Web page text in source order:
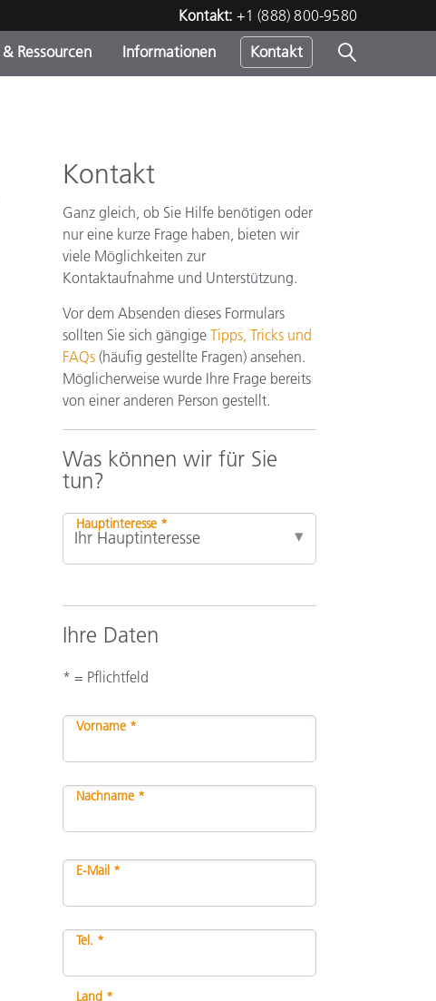
Kontakt: +1 (888) 800-9580
Ressourcen Informationen Kontakt
Kontakt
Ganz gleich, ob Sie Hilfe benötigen oder
nur eine kurze Frage haben, bieten wir
viele Möglichkeiten zur
Kontaktaufnahme und Unterstützung.
Vor dem Absenden dieses Formulars
sollten Sie sich gängige Tipps, Tricks und
FAQs (häufig gestellte Fragen) ansehen.
Möglicherweise wurde Ihre Frage bereits
von einer anderen Person gestellt.
Was können wir für Sie
tun?
Hauptinteresse *
Ihre Daten
* = Pflichtfeld
Vorname *
Nachname *
E-Mail *
Tel. *
Land *